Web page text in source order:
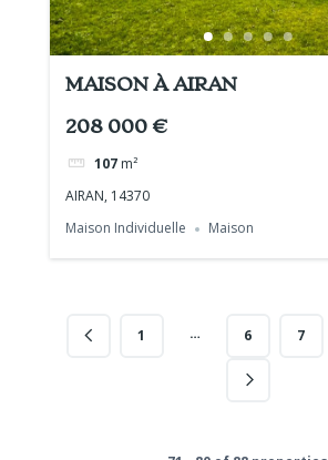
MAISON À AIRAN
208 000 €
107 m²
AIRAN, 14370
Maison Individuelle
Maison
1 … 6 7